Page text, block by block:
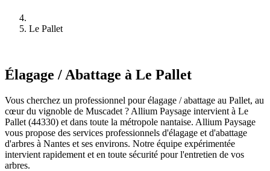
Le Pallet
Élagage / Abattage à Le Pallet
Vous cherchez un professionnel pour élagage / abattage au Pallet, au
cœur du vignoble de Muscadet ? Allium Paysage intervient à Le
Pallet (44330) et dans toute la métropole nantaise. Allium Paysage
vous propose des services professionnels d'élagage et d'abattage
d'arbres à Nantes et ses environs. Notre équipe expérimentée
intervient rapidement et en toute sécurité pour l'entretien de vos
arbres.